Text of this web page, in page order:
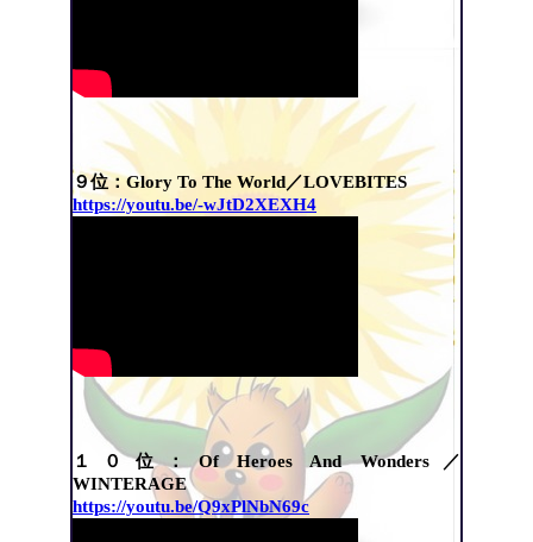
９位：Glory To The World／LOVEBITES
https://youtu.be/-wJtD2XEXH4
１０位：Of Heroes And Wonders／
WINTERAGE
https://youtu.be/Q9xPlNbN69c